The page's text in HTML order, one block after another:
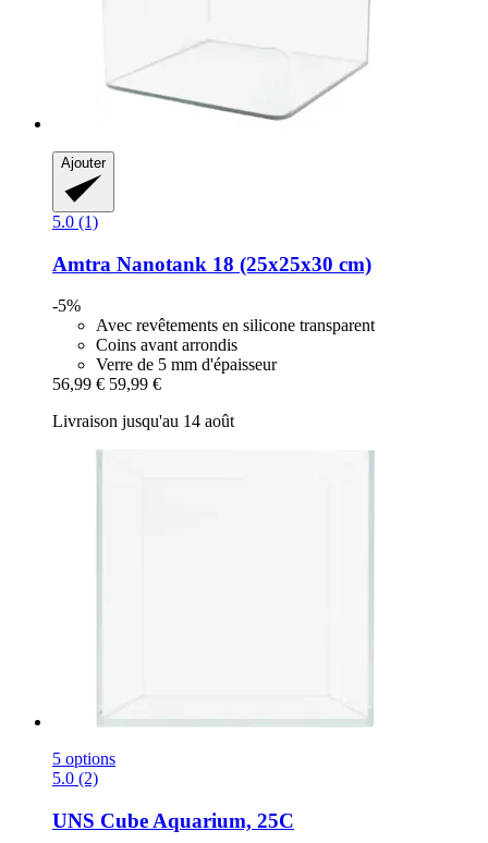
Ajouter
5.0 (1)
Amtra Nanotank 18 (25x25x30 cm)
-5%
Avec revêtements en silicone transparent
Coins avant arrondis
Verre de 5 mm d'épaisseur
56,99 € 59,99 €
Livraison jusqu'au 14 août
5 options
5.0 (2)
UNS Cube Aquarium, 25C